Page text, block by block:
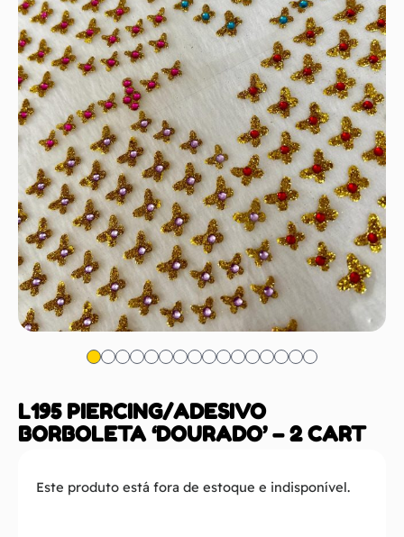
L195 PIERCING/ADESIVO
BORBOLETA ‘DOURADO’ – 2 CART
Este produto está fora de estoque e indisponível.